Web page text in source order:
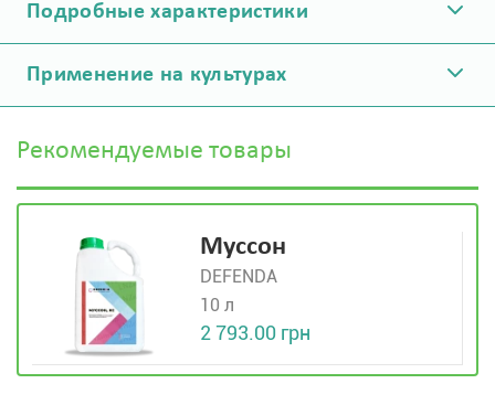
Подробные характеристики
Применение на культурах
Рекомендуемые товары
Муссон
DEFENDA
10 л
2 793.00 грн